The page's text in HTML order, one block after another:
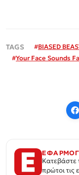
#BIASED
#Your Face Sounds
Κατεβάστε
πρώτοι τις